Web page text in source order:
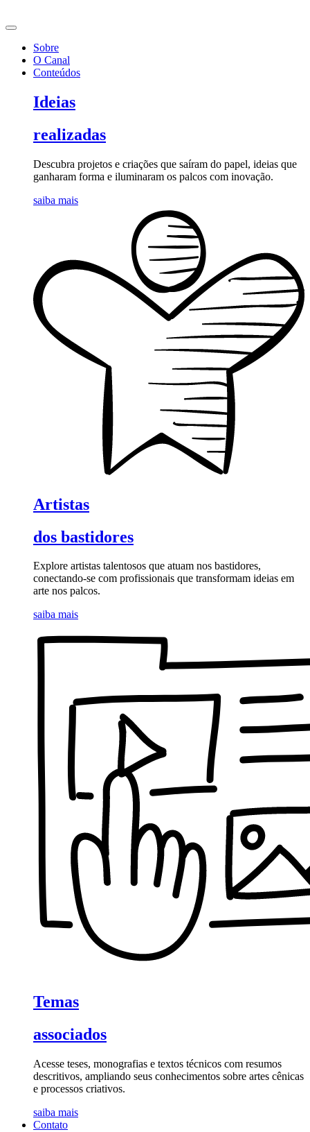
para
conteúdoSobre
O Canal
Conteúdos
Ideias
realizadas
Descubra projetos e criações que saíram do papel, ideias que
ganharam forma e iluminaram os palcos com inovação.
saiba mais
Artistas
dos bastidores
Explore artistas talentosos que atuam nos bastidores,
conectando-se com profissionais que transformam ideias em
arte nos palcos.
saiba mais
Temas
associados
Acesse teses, monografias e textos técnicos com resumos
descritivos, ampliando seus conhecimentos sobre artes cênicas
e processos criativos.
saiba mais
Contato